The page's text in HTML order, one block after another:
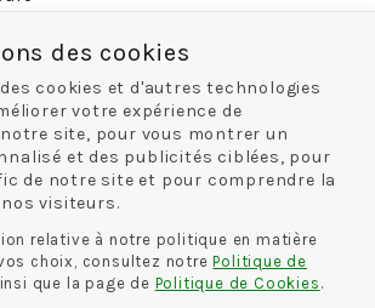
des cookies
cookies et d'autres technologies
votre expérience de
site, pour vous montrer un
et des publicités ciblées, pour
de notre site et pour comprendre la
visiteurs.
relative à notre politique en matière
choix, consultez notrePolitique de
que la page de Politique de Cookies .